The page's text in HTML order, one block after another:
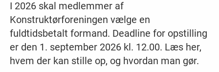
I 2026 skal medlemmer af
Konstruktørforeningen vælge en
fuldtidsbetalt formand. Deadline for opstilling
er den 1. september 2026 kl. 12.00. Læs her,
hvem der kan stille op, og hvordan man gør.